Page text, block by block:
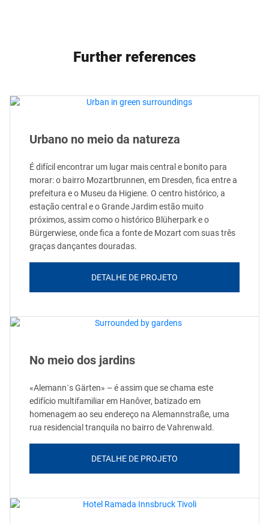
Further references
Urbano no meio da natureza
É difícil encontrar um lugar mais central e bonito para
morar: o bairro Mozartbrunnen, em Dresden, fica entre a
prefeitura e o Museu da Higiene. O centro histórico, a
estação central e o Grande Jardim estão muito
próximos, assim como o histórico Blüherpark e o
Bürgerwiese, onde fica a fonte de Mozart com suas três
graças dançantes douradas.
DETALHE DE PROJETO
No meio dos jardins
«Alemann`s Gärten» – é assim que se chama este
edifício multifamiliar em Hanôver, batizado em
homenagem ao seu endereço na Alemannstraße, uma
rua residencial tranquila no bairro de Vahrenwald.
DETALHE DE PROJETO